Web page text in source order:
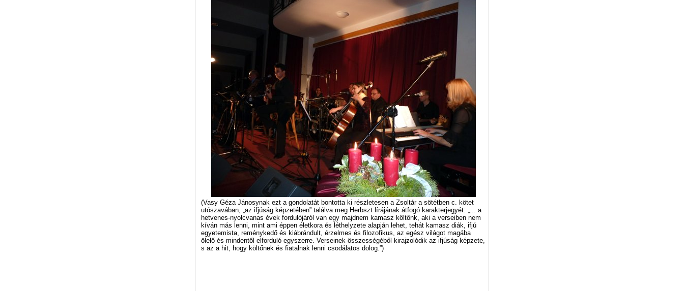
(Vasy Géza Jánosynak ezt a gondolatát bontotta ki részletesen a Zsoltár a sötétben c. kötet
utószavában, „az ifjúság képzetében” találva meg Herbszt lírájának átfogó karakterjegyét: „... a
hetvenes-nyolcvanas évek fordulójáról van egy majdnem kamasz költőnk, aki a verseiben nem
kíván más lenni, mint ami éppen életkora és léthelyzete alapján lehet, tehát kamasz diák, ifjú
egyetemista, reménykedő és kiábrándult, érzelmes és filozofikus, az egész világot magába
ölelő és mindentől elforduló egyszerre. Verseinek összességéből kirajzolódik az ifjúság képzete,
s az a hit, hogy költőnek és fiatalnak lenni csodálatos dolog.”)